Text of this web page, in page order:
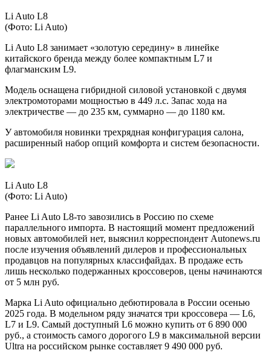
Li Auto L8
(Фото: Li Auto)
Li Auto L8 занимает «золотую середину» в линейке
китайского бренда между более компактным L7 и
флагманским L9.
Модель оснащена гибридной силовой установкой с двумя
электромоторами мощностью в 449 л.с. Запас хода на
электричестве — до 235 км, суммарно — до 1180 км.
У автомобиля новинки трехрядная конфигурация салона,
расширенный набор опций комфорта и систем безопасности.
Li Auto L8
(Фото: Li Auto)
Ранее Li Auto L8-то завозились в Россию по схеме
параллельного импорта. В настоящий момент предложений
новых автомобилей нет, выяснил корреспондент Autonews.ru
после изучения объявлений дилеров и профессиональных
продавцов на популярных классифайдах. В продаже есть
лишь несколько подержанных кроссоверов, цены начинаются
от 5 млн руб.
Марка Li Auto официально дебютировала в России осенью
2025 года. В модельном ряду значатся три кроссовера — L6,
L7 и L9. Самый доступный L6 можно купить от 6 890 000
руб., а стоимость самого дорогого L9 в максимальной версии
Ultra на российском рынке составляет 9 490 000 руб.